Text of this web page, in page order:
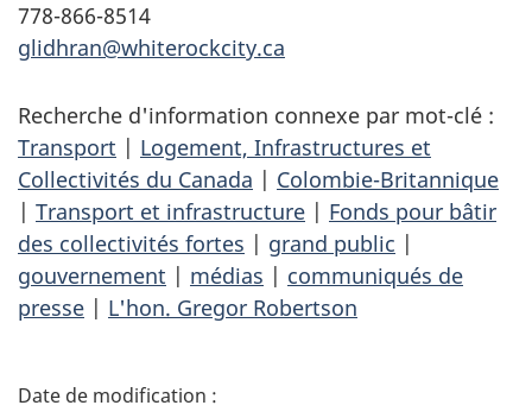
778-866-8514
glidhran@whiterockcity.ca
Recherche d'information connexe par mot-clé :
Transport | Logement, Infrastructures et
Collectivités du Canada | Colombie-Britannique
| Transport et infrastructure | Fonds pour bâtir
des collectivités fortes | grand public |
gouvernement | médias | communiqués de
presse | L'hon. Gregor Robertson
D